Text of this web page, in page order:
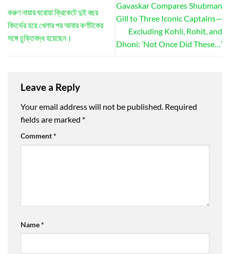
করুণ নায়ার ঘরোয়া ক্রিকেটে দুই বছর
বিদর্ভের হয়ে খেলার পর আবার কর্ণাটকের
সঙ্গে চুক্তিবদ্ধ হয়েছেন।
Gavaskar Compares Shubman
Gill to Three Iconic Captains—
Excluding Kohli, Rohit, and
Dhoni: ‘Not Once Did These…’
Leave a Reply
Your email address will not be published. Required
fields are marked *
Comment*
Name*